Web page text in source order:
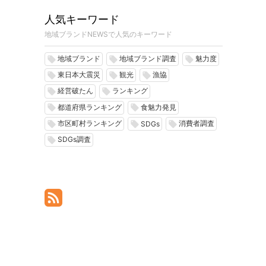
人気キーワード
地域ブランドNEWSで人気のキーワード
local_offer 地域ブランド local_offer 地域ブランド調査 local_offer 魅力度
local_offer 東日本大震災 local_offer 観光 local_offer 漁協
local_offer 経営破たん local_offer ランキング
local_offer 都道府県ランキング local_offer 食魅力発見
local_offer 市区町村ランキング local_offer SDGs local_offer 消費者調査
local_offer SDGs調査